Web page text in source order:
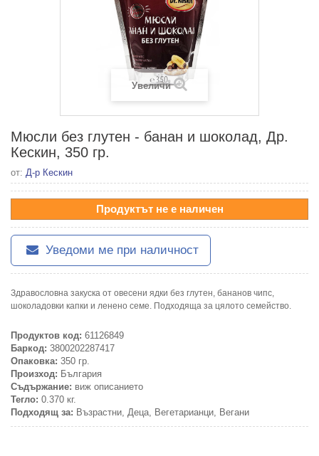
Увеличи
Мюсли без глутен - банан и шоколад, Др.
Кескин, 350 гр.
от: Д-р Кескин
Продуктът не е наличен
Уведоми ме при наличност
Здравословна закуска от овесени ядки без глутен, бананов чипс,
шоколадовки капки и ленено семе. Подходяща за цялото семейство.
Продуктов код: 61126849
Баркод: 3800202287417
Опаковка: 350 гр.
Произход: България
Съдържание: виж описанието
Тегло: 0.370 кг.
Подходящ за: Възрастни, Деца, Вегетарианци, Вегани